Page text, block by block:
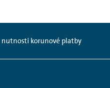
nutnosti korunové platby